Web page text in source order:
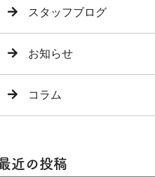
スタッフブログ
お知らせ
コラム
近の投稿